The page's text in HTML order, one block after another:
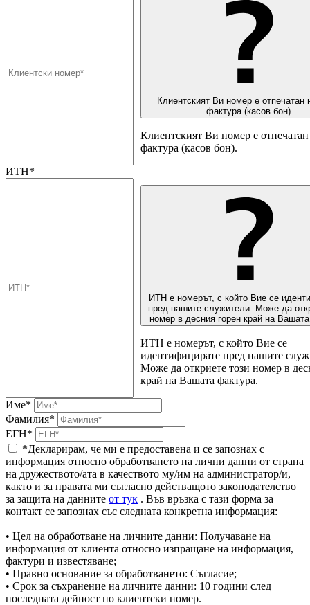
Клиентският Ви номер е отпечатан
фактура (касов бон).
Клиентският Ви номер е отпечатан
фактура (касов бон).
ИТН*
ИТН е номерът, с който Вие се
пред нашите служители. Може да
номер в десния горен край на
ИТН е номерът, с който Вие се
идентифицирате пред нашите
Може да откриете този номер в
край на Вашата фактура.
Име*
Фамилия*
ЕГН*
*Декларирам, че ми е предоставена и се запознах с
информация относно обработването на лични данни от страна
на дружеството/ата в качеството му/им на администратор/и,
както и за правата ми съгласно действащото законодателство
за защита на данните от тук . Във връзка с тази форма за
контакт се запознах със следната конкретна информация:
• Цел на обработване на личните данни: Получаване на
информация от клиента относно изпращане на информация,
фактури и известяване;
• Правно основание за обработването: Съгласие;
• Срок за съхранение на личните данни: 10 години след
последната дейност по клиентски номер.